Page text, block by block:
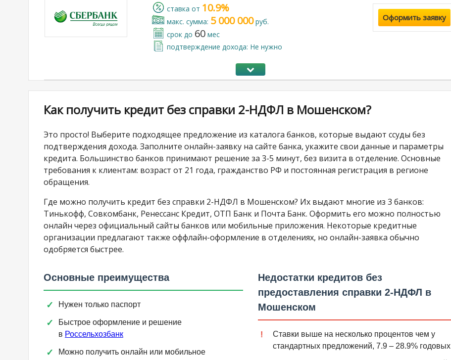
cтавка от 10.9%
макс. сумма: 5 000 000руб.
срок до 60 мес
подтверждение дохода: Не нужно
Оформить заявку
Как получить кредит без справки 2-НДФЛ в Мошенском?
Это просто! Выберите подходящее предложение из каталога банков, которые выдают ссуды без
подтверждения дохода. Заполните онлайн-заявку на сайте банка, укажите свои данные и параметры
кредита. Большинство банков принимают решение за 3-5 минут, без визита в отделение. Основные
требования к клиентам: возраст от 21 года, гражданство РФ и постоянная регистрация в регионе
обращения.
Где можно получить кредит без справки 2-НДФЛ в Мошенском? Их выдают многие из 3 банков:
Тинькофф, Совкомбанк, Ренессанс Кредит, ОТП Банк и Почта Банк. Оформить его можно полностью
онлайн через официальный сайты банков или мобильные приложения. Некоторые кредитные
организации предлагают также оффлайн-оформление в отделениях, но онлайн-заявка обычно
одобряется быстрее.
Основные преимущества
Нужен только паспорт
Быстрое оформление и решение
в Россельхозбанк
Можно получить онлайн или мобильное
Недостатки кредитов без
предоставления справки 2-НДФЛ в
Мошенском
Ставки выше на несколько процентов чем у
стандартных предложений, 7.9 – 28.9% годовых